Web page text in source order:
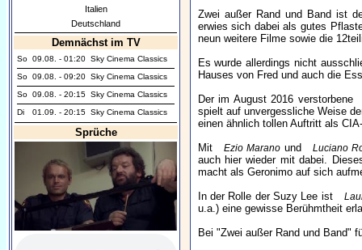
Italien
Deutschland
Demnächst im TV
So 09.08. - 01:20 Sky Cinema Classics
So 09.08. - 09:20 Sky Cinema Classics
So 09.08. - 20:15 Sky Cinema Classics
Di
01.09. - 20:15 Sky Cinema Classics
Sprüche
Zwei außer Rand und Band ist
erwies sich dabei als gutes
neun weitere Filme sowie die
Es wurde allerdings nicht
Hauses von Fred und auch die
Der im August 2016 verstorbene
spielt auf unvergessliche Weise
einen ähnlich tollen Auftritt als
Mit
Ezio Maranound Luciano
auch hier wieder mit dabei.
macht als Geronimo auf sich
In der Rolle der Suzy Lee ist
u.a.) eine gewisse Berühmtheit
Bei "Zwei außer Rand und Band"